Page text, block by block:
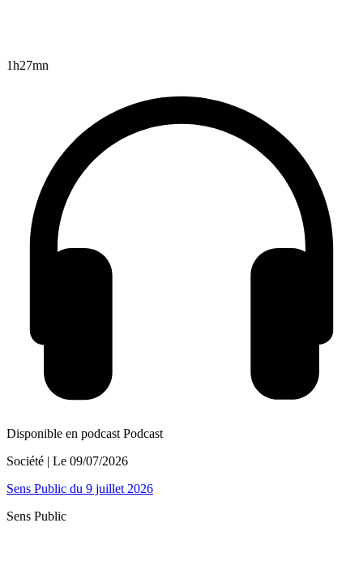
1h27mn
Disponible en podcast Podcast
Société | Le 09/07/2026
Sens Public du 9 juillet 2026
Sens Public